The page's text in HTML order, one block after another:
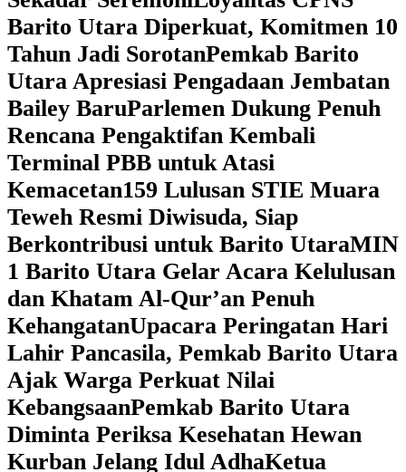
Barito Utara Diperkuat, Komitmen 10
Tahun Jadi SorotanPemkab Barito
Utara Apresiasi Pengadaan Jembatan
Bailey BaruParlemen Dukung Penuh
Rencana Pengaktifan Kembali
Terminal PBB untuk Atasi
Kemacetan159 Lulusan STIE Muara
Teweh Resmi Diwisuda, Siap
Berkontribusi untuk Barito UtaraMIN
1 Barito Utara Gelar Acara Kelulusan
dan Khatam Al-Qur’an Penuh
KehangatanUpacara Peringatan Hari
Lahir Pancasila, Pemkab Barito Utara
Ajak Warga Perkuat Nilai
KebangsaanPemkab Barito Utara
Diminta Periksa Kesehatan Hewan
Kurban Jelang Idul AdhaKetua